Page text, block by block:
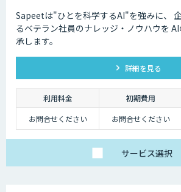
Sapeetは"ひとを科学するAI"を強みに、
るベテラン社員のナレッジ・ノウハウを
承します。
詳細を見る
利用料金 初期費用
お問合せください
お問合せください
サービス選択